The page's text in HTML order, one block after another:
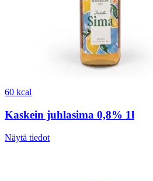
60 kcal
Kaskein juhlasima 0,8% 1l
Näytä tiedot